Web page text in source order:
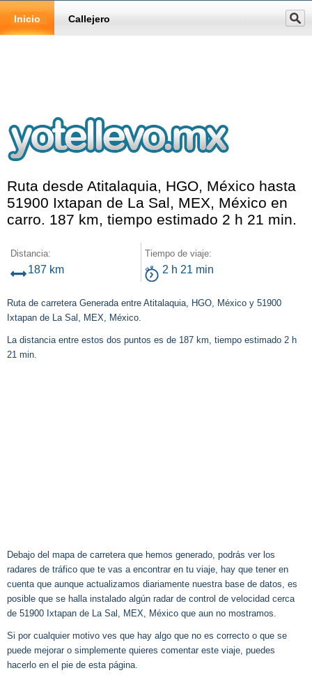
Inicio Callejero
Ruta desde Atitalaquia, HGO, México hasta
51900 Ixtapan de La Sal, MEX, México en
carro. 187 km, tiempo estimado 2 h 21 min.
Distancia:
187 km
Tiempo de viaje:
2 h 21 min
Ruta de carretera Generada entre Atitalaquia, HGO, México y 51900
Ixtapan de La Sal, MEX, México.
La distancia entre estos dos puntos es de 187 km, tiempo estimado 2 h
21 min.
Debajo del mapa de carretera que hemos generado, podrás ver los
radares de tráfico que te vas a encontrar en tu viaje, hay que tener en
cuenta que aunque actualizamos diariamente nuestra base de datos, es
posible que se halla instalado algún radar de control de velocidad cerca
de 51900 Ixtapan de La Sal, MEX, México que aun no mostramos.
Si por cualquier motivo ves que hay algo que no es correcto o que se
puede mejorar o simplemente quieres comentar este viaje, puedes
hacerlo en el pie de esta página.